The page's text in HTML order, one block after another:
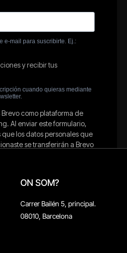
ON SOM?
Carrer Bailén 5, principal.
08010, Barcelona